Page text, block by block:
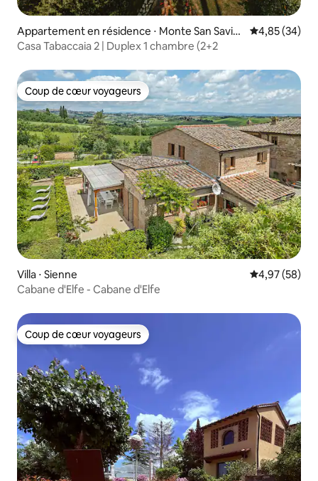
Appartement en résidence ⋅ Monte San Savin
o
Évaluation
4,85 (34)
Casa Tabaccaia 2 | Duplex 1 chambre (2+2
Coup de cœur voyageurs
Coup de cœur voyageurs
Villa ⋅ Sienne Évaluation
4,97 (58)
Cabane d'Elfe - Cabane d'Elfe
Coup de cœur voyageurs
Coup de cœur voyageurs